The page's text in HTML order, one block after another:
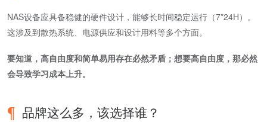
NAS设备应具备稳健的硬件设计，能够长时间稳定运行（7*24H）。
这涉及到散热系统、电源供应和设计用料等多个方面。
要知道，高自由度和简单易用存在必然矛盾；想要高自由度，那必然
会导致学习成本上升。
品牌这么多，该选择谁？